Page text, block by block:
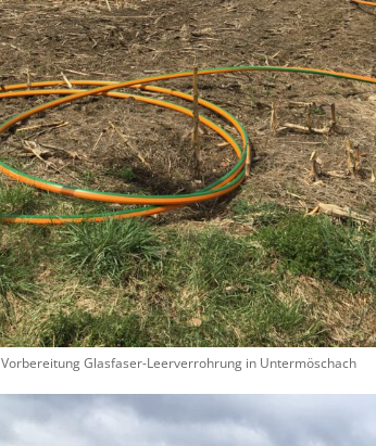
Vorbereitung Glasfaser-Leerverrohrung in Untermöschach